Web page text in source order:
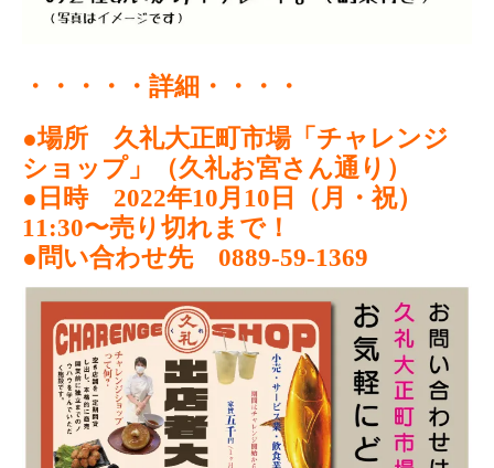
・・・・・詳細・・・・
●場所 久礼大正町市場「チャレンジ
ショップ」（久礼お宮さん通り）
●日時 2022年10月10日（月・祝）
11:30〜売り切れまで！
●問い合わせ先 0889-59-1369